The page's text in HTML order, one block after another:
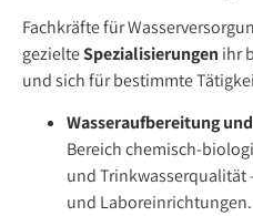
Fachkräfte für
gezielteSpezialisierungen ihr
und sich für bestimmte
Wasseraufbereitung
Bereich chemisch-
und Trinkwasserqualität
und Laboreinrichtungen.